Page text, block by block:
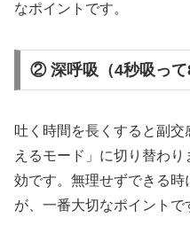
なポイントです。
② 深呼吸（4秒吸って
吐く時間を長くすると副
えるモード」に切り替わ
効です。無理せずできる
が、一番大切なポイントで